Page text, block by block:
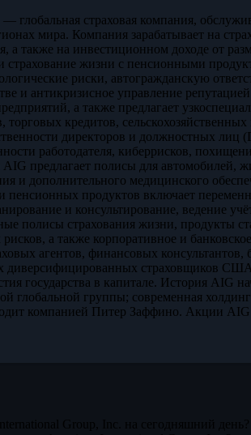
глобальная страховая компания,
мира. Компания зарабатывает на
а также на инвестиционном доходе от
страхование жизни с пенсионными
риски, автогражданскую
и антикризисное управление
а также предлагает
торговых кредитов,
директоров и должностных
работодателя, киберрисков,
AIG предлагает полисы для автомобилей,
и дополнительного медицинского
пенсионных продуктов включает
и консультирование, ведение
полисы страхования жизни, продукты
а также корпоративное и
агентов, финансовых
страховщиков
государства в капитале. История AIG
глобальной группы; современная
компанией Питер Заффино. Акции